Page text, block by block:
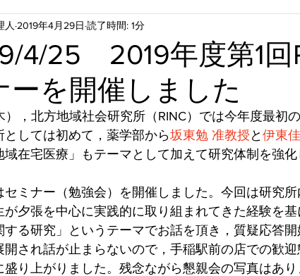
4/25 2019年度第1回
ーを開催しました
人 2019年4月29日 読了時間: 1分
），北方地域社会研究所（RINC）では今年度最初
としては初めて，薬学部から坂東勉 准教授 と 伊東
域在宅医療」もテーマとして加えて研究体制を強化
セミナー（勉強会）を開催しました。今回は研究
が夕張を中心に実践的に取り組まれてきた経験を
する研究」というテーマでお話を頂き，質疑応答
開され話が止まらないので，手稲駅前の店での歓
盛り上がりました。残念ながら懇親会の写真はあり